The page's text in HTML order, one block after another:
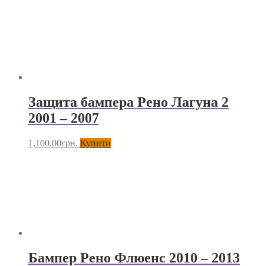
Защита бампера Рено Лагуна 2
2001 – 2007
1,100.00грн. Купити
Бампер Рено Флюенс 2010 – 2013